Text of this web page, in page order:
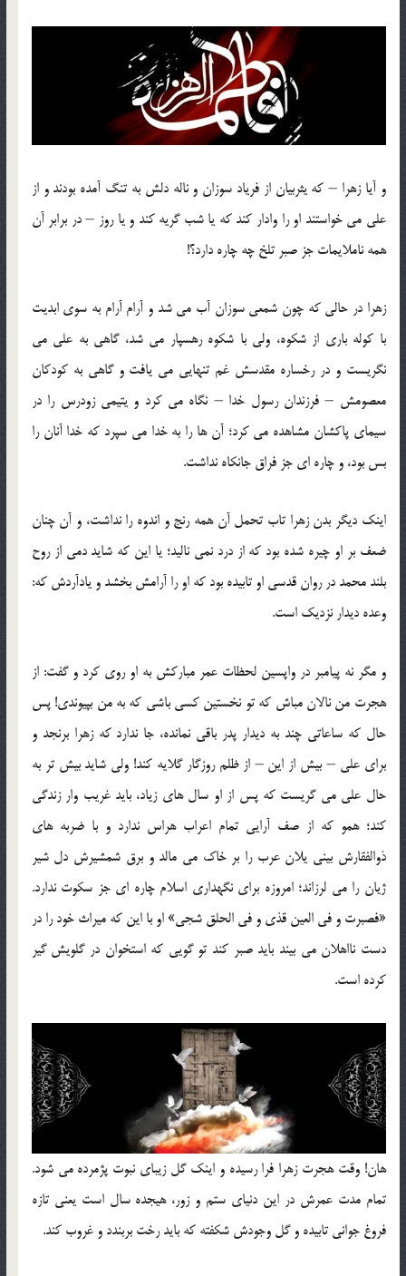
و آیا زهرا – که یثربیان از فریاد سوزان و ناله دلش به تنگ آمده بودند و از
علی می خواستند او را وادار کند که یا شب گریه کند و یا روز – در برابر آن
همه ناملایمات جز صبر تلخ چه چاره دارد؟!
زهرا در حالی که چون شمعی سوزان آب می شد و آرام آرام به سوی ابدیت
با کوله باری از شکوه، ولی با شکوه رهسپار می شد، گاهی به علی می
نگریست و در رخساره مقدسش غم تنهایی می یافت و گاهی به کودکان
معصومش – فرزندان رسول خدا – نگاه می کرد و یتیمی زودرس را در
سیمای پاکشان مشاهده می کرد؛ آن ها را به خدا می سپرد که خدا آنان را
بس بود، و چاره ای جز فراق جانکاه نداشت.
اینک دیگر بدن زهرا تاب تحمل آن همه رنج و اندوه را نداشت، و آن چنان
ضعف بر او چیره شده بود که از درد نمی نالید؛ یا این که شاید دمی از روح
بلند محمد در روان قدسی او تابیده بود که او را آرامش بخشد و یادآردش که:
وعده دیدار نزدیک است.
و مگر نه پیامبر در واپسین لحظات عمر مبارکش به او روی کرد و گفت: از
هجرت من نالان مباش که تو نخستین کسی باشی که به من بپیوندی! پس
حال که ساعاتی چند به دیدار پدر باقی نمانده، جا ندارد که زهرا برنجد و
برای علی – بیش از این – از ظلم روزگار گلایه کند! ولی شاید بیش تر به
حال علی می گریست که پس از او سال های زیاد، باید غریب وار زندگی
کند؛ همو که از صف آرایی تمام اعراب هراس ندارد و با ضربه های
ذوالفقارش بینی یلان عرب را بر خاک می مالد و برق شمشیرش دل شیر
ژیان را می لرزاند؛ امروزه برای نگهداری اسلام چاره ای جز سکوت ندارد.
«فصبرت و فی العین قذی و فی الحلق شجی» او با این که میراث خود را در
دست نااهلان می بیند باید صبر کند تو گویی که استخوان در گلویش گیر
کرده است.
هان! وقت هجرت زهرا فرا رسیده و اینک گل زیبای نبوت پژمرده می شود.
تمام مدت عمرش در این دنیای ستم و زور، هیجده سال است یعنی تازه
فروغ جوانی تابیده و گل وجودش شکفته که باید رخت بربندد و غروب کند.